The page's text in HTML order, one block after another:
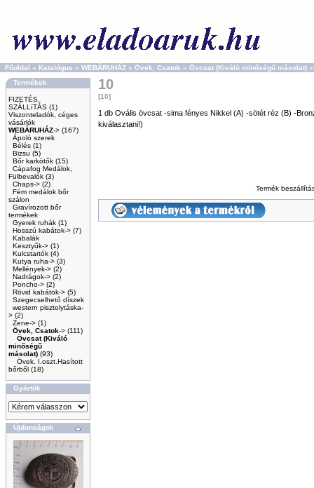
Főoldal » Katalógus » WEBÁRUHÁZ » Övek, Csatok » Övcsat (Kiváló minőségű másolat)
Termékek
FIZETÉS,
SZÁLLíTÁS (1)
Viszonteladók, céges
vásárlók
WEBÁRUHÁZ-> (167)
Ápoló szerek
Bélés (1)
Bizsu (5)
Bőr karkötők (15)
Cápafog Medálok,
Fülbevalók (3)
Chaps-> (2)
Fém medálok bőr
szálon
Gravírozott bőr
termékek
Gyerek ruhák (1)
Hosszú kabátok-> (7)
Kabalák
Kesztyűk-> (1)
Kulcstartók (4)
Kutya ruha-> (3)
Mellények-> (2)
Nadrágok-> (2)
Poncho-> (2)
Rövid kabátok-> (5)
Szegecselhető díszek
western pisztolytáska-
> (2)
Zene-> (1)
Övek, Csatok-> (111)
Övcsat (Kiváló
minőségű
másolat) (93)
Övek. I.oszt.Hasított
bőrből (18)
Gyártók
Újdonságok
10
[10]
1 db Ovális övcsat -sima fényes Nikkel (A) -sötét réz (B) -
kiválasztani!)
Termék